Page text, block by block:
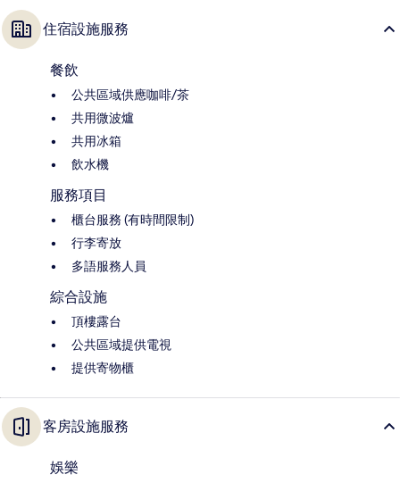
住宿設施服務
餐飲
公共區域供應咖啡/茶
共用微波爐
共用冰箱
飲水機
服務項目
櫃台服務 (有時間限制)
行李寄放
多語服務人員
綜合設施
頂樓露台
公共區域提供電視
提供寄物櫃
客房設施服務
娛樂